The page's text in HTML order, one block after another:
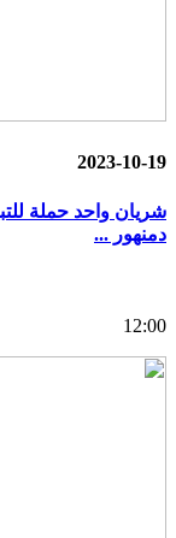
2023-10-19
شريان واحد حملة
دمنهور ...
12:00